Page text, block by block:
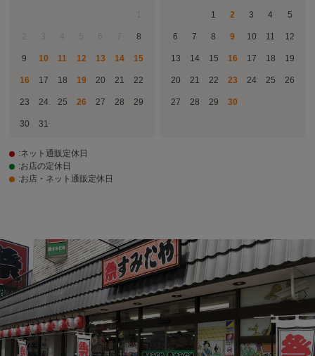
8
9 10 11 12 13 14 15
16 17 18 19 20 21 22
23 24 25 26 27 28 29
30 31
1 2 3 4 5
6 7 8 9 10 11 12
13 14 15 16 17 18 19
20 21 22 23 24 25 26
27 28 29 30
:ネット通販定休日
:お店の定休日
:お店・ネット通販定休日